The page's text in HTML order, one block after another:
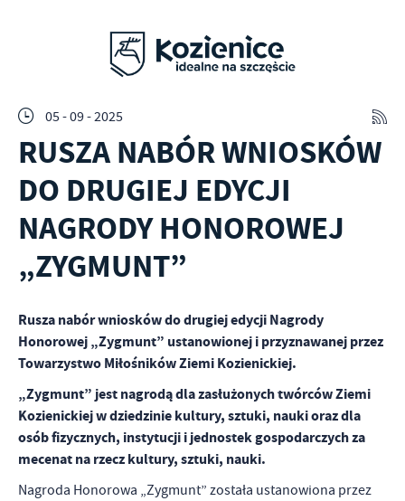
05 - 09 - 2025
RUSZA NABÓR WNIOSKÓW
DO DRUGIEJ EDYCJI
NAGRODY HONOROWEJ
„ZYGMUNT”
Rusza nabór wniosków do drugiej edycji Nagrody
Honorowej „Zygmunt” ustanowionej i przyznawanej przez
Towarzystwo Miłośników Ziemi Kozienickiej.
„Zygmunt” jest nagrodą dla zasłużonych twórców Ziemi
Kozienickiej w dziedzinie kultury, sztuki, nauki oraz dla
osób fizycznych, instytucji i jednostek gospodarczych za
mecenat na rzecz kultury, sztuki, nauki.
Nagroda Honorowa „Zygmunt” została ustanowiona przez